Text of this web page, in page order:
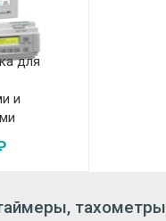
для
и
тахометры